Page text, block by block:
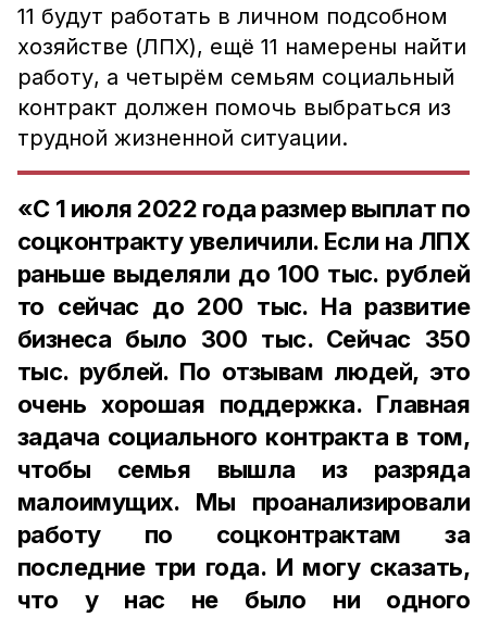
11 будут работать в личном подсобном
хозяйстве (ЛПХ), ещё 11 намерены найти
работу, а четырём семьям социальный
контракт должен помочь выбраться из
трудной жизненной ситуации.
«С 1 июля 2022 года размер выплат по
соцконтракту увеличили. Если на ЛПХ
раньше выделяли до 100 тыс. рублей
то сейчас до 200 тыс. На развитие
бизнеса было 300 тыс. Сейчас 350
тыс. рублей. По отзывам людей, это
очень хорошая поддержка. Главная
задача социального контракта в том,
чтобы семья вышла из разряда
малоимущих. Мы проанализировали
работу по соцконтрактам за
последние три года. И могу сказать,
что у нас не было ни одного